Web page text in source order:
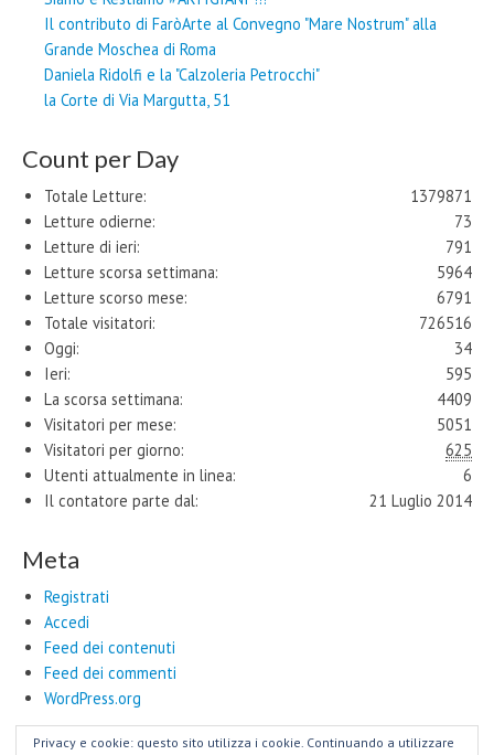
Il contributo di FaròArte al Convegno "Mare Nostrum" alla
Grande Moschea di Roma
Daniela Ridolfi e la "Calzoleria Petrocchi"
la Corte di Via Margutta, 51
Count per Day
1379871
Totale Letture:
73
Letture odierne:
791
Letture di ieri:
5964
Letture scorsa settimana:
6791
Letture scorso mese:
726516
Totale visitatori:
34
Oggi:
595
Ieri:
4409
La scorsa settimana:
5051
Visitatori per mese:
625
Visitatori per giorno:
6
Utenti attualmente in linea:
21 Luglio 2014
Il contatore parte dal:
Meta
Registrati
Accedi
Feed dei contenuti
Feed dei commenti
WordPress.org
Privacy e cookie: questo sito utilizza i cookie. Continuando a utilizzare